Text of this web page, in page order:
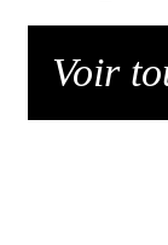
Voir